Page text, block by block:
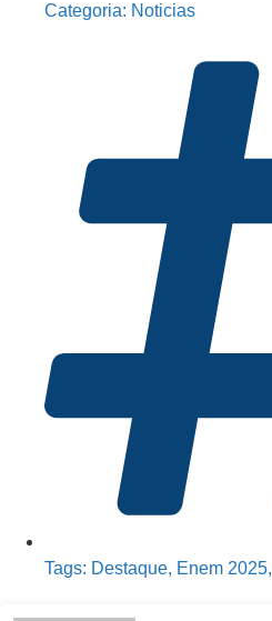
Categoria: Noticias
Tags: Destaque, Enem 2025,